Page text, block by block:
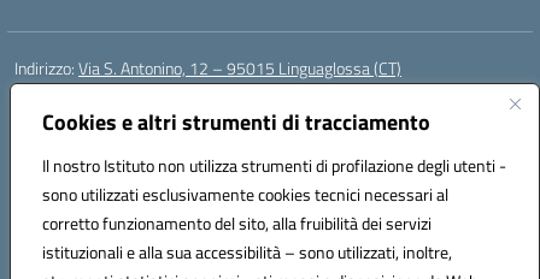
Cookies e altri strumenti di tracciamento
Il nostro Istituto non utilizza strumenti di profilazione degli utenti -
sono utilizzati esclusivamente cookies tecnici necessari al
corretto funzionamento del sito, alla fruibilità dei servizi
istituzionali e alla sua accessibilità – sono utilizzati, inoltre,
Indirizzo:Via S. Antonino, 12 – 95015 Linguaglossa (CT)
Centralino:
Posta elettronica certificata (PEC):ctic83200r@pec.istruzione.it
Codice fiscale: 83002470876
Codice meccanografico:CTIC83200R
Codice Indice delle Pubbliche Amministrazioni (IPA): istsc_CTIC83200R
Codice unico di fatturazione (CUF): UF7TEB